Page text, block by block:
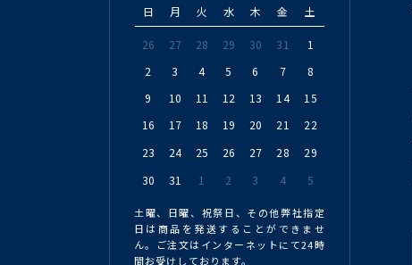
日 月 火 水 木 金 土
26 27 28 29 30 31
1
2
3 4 5 6 7
8
9
10 11 12 13 14
15
16
17 18 19 20 21
22
23
24 25 26 27 28
29
30
31 1 2 3 4 5
土曜、日曜、祝祭日、その他弊社指定
日は商品を発送することができませ
ん。ご注文はインターネットにて24時
間お受けしております。